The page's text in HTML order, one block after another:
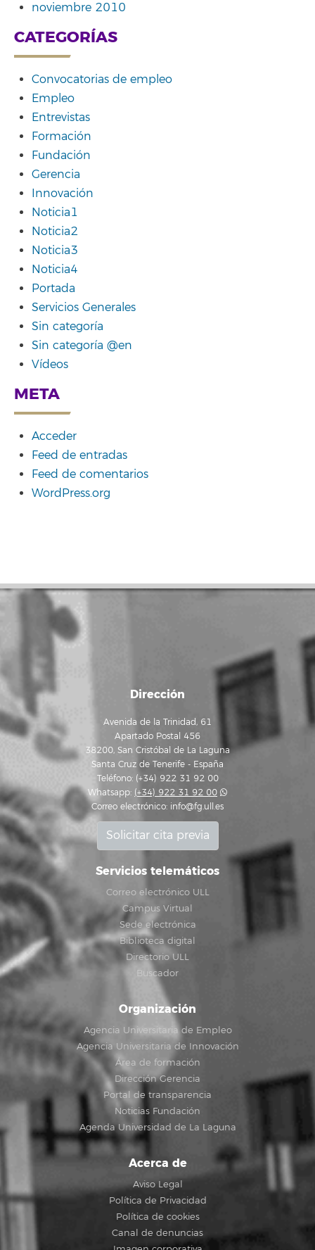
noviembre 2010
CATEGORÍAS
Convocatorias de empleo
Empleo
Entrevistas
Formación
Fundación
Gerencia
Innovación
Noticia1
Noticia2
Noticia3
Noticia4
Portada
Servicios Generales
Sin categoría
Sin categoría @en
Vídeos
META
Acceder
Feed de entradas
Feed de comentarios
WordPress.org
Dirección
Avenida de la Trinidad, 61
Apartado Postal 456
38200, San Cristóbal de La Laguna
Santa Cruz de Tenerife - España
Teléfono: (+34) 922 31 92 00
Whatsapp: (+34) 922 31 92 00
Correo electrónico: info@fg.ull.es
Solicitar cita previa
Servicios telemáticos
Correo electrónico ULL
Campus Virtual
Sede electrónica
Biblioteca digital
Directorio ULL
Buscador
Organización
Agencia Universitaria de Empleo
Agencia Universitaria de Innovación
Área de formación
Dirección Gerencia
Portal de transparencia
Noticias Fundación
Agenda Universidad de La Laguna
Acerca de
Aviso Legal
Política de Privacidad
Política de cookies
Canal de denuncias